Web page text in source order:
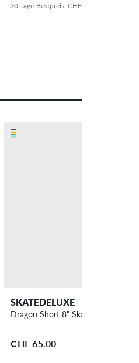
30-Tage-Bestpreis: CHF 70.00 (-7%)
SKATEDELUXE
Dragon Short 8" Skateboard Deck
CHF 65.00